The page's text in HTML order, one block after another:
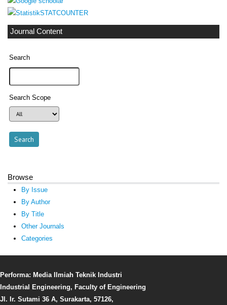
STATCOUNTER
Journal Content
Search
Search Scope
Browse
By Issue
By Author
By Title
Other Journals
Categories
Performa: Media Ilmiah Teknik Industri
Industrial Engineering, Faculty of Engineering
Jl. Ir. Sutami 36 A, Surakarta, 57126,